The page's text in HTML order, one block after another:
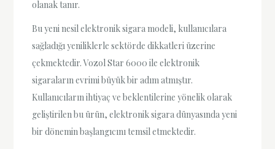
olanak tanır.
Bu yeni nesil elektronik sigara modeli, kullanıcılara
sağladığı yeniliklerle sektörde dikkatleri üzerine
çekmektedir. Vozol Star 6000 ile elektronik
sigaraların evrimi büyük bir adım atmıştır.
Kullanıcıların ihtiyaç ve beklentilerine yönelik olarak
geliştirilen bu ürün, elektronik sigara dünyasında yeni
bir dönemin başlangıcını temsil etmektedir.